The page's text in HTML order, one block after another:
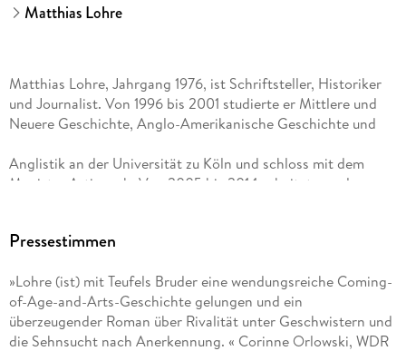
Matthias Lohre
Matthias Lohre, Jahrgang 1976, ist Schriftsteller, Historiker
und Journalist. Von 1996 bis 2001 studierte er Mittlere und
Neuere Geschichte, Anglo-Amerikanische Geschichte und
Anglistik an der Universität zu Köln und schloss mit dem
Magister Artium ab. Von 2005 bis 2014 arbeitete er als
platzierte sich 2016 in der Spiegel-Bestsellerliste. Den
die Bundeszentrale für politische Bildung in ihre
Schriftenreihe. Lohres Artikel zu geschichtlichen und
gesellschaftspolitischen Themen erscheinen u. a. in der Zeit,
Zeit Geschichte, Geo Epoche und P. M. History.
Pressestimmen
»Lohre (ist) mit Teufels Bruder eine wendungsreiche Coming-
of-Age-and-Arts-Geschichte gelungen und ein
überzeugender Roman über Rivalität unter Geschwistern und
die Sehnsucht nach Anerkennung. « Corinne Orlowski, WDR